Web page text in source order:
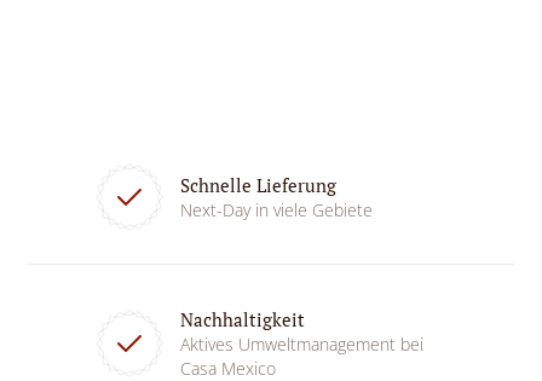
Schnelle Lieferung
Next-Day in viele Gebiete
Nachhaltigkeit
Aktives Umweltmanagement bei
Casa Mexico